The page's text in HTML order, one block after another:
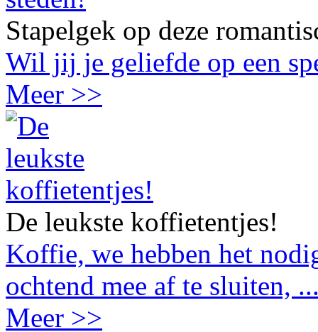
Stapelgek op deze
Wil jij je geliefde op een
Meer >>
De leukste koffietentjes!
Koffie, we hebben het
ochtend mee af te sluiten,
Meer >>